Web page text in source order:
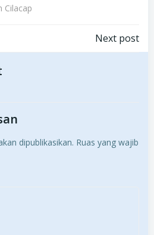
Cilacap
Post
Next post
dipublikasikan. Ruas yang wajib